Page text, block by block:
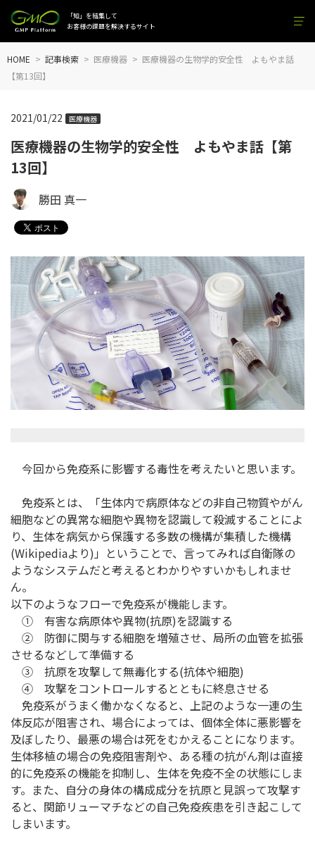
「知」を結集して
お客様の課題を解決するサイト
HOME 記事検索 医療機器
医療機器の生物学的安全性 よもやま話
【第13回】
医療機器の生物学的安全性 よもやま話【第
13回】
2021/01/22 医療機器
勝田 真一
今回から免疫系に影響する毒性を考えたいと思います。
免疫系とは、「生体内で病原体などの非自己物質やがん
細胞などの異常な細胞や異物を認識して殺滅することによ
り、生体を病気から保護する多数の機構が集積した機構
(Wikipediaより)」ということで、言ってみれば自衛隊の
ようなシステムだと考えるとわかりやすいかもしれませ
ん。
以下のようなフローで免疫系が機能します。
① 有害な病原体や異物(抗原)を認識する
② 防御に関与する細胞を増殖させ、局所の血管を拡張
させるなどして準備する
③ 抗原を攻撃して無毒化する(抗体や細胞)
④ 攻撃をコントロールするとともに終息させる
免疫系がうまく働かなくなると、上記のような一連の生
体反応が阻害され、場合によっては、個体全体に悪影響を
及ぼしたり、最悪の場合は死をむかえることになります。
生体移植の場合の免疫阻害剤や、ある種の抗がん剤は直接
的に免疫系の機能を抑制し、生体を免疫不全の状態にしま
す。また、自分の身体の構成成分を抗原と見誤って攻撃す
ると、関節リューマチなどの自己免疫疾患を引き起こして
しまいます。